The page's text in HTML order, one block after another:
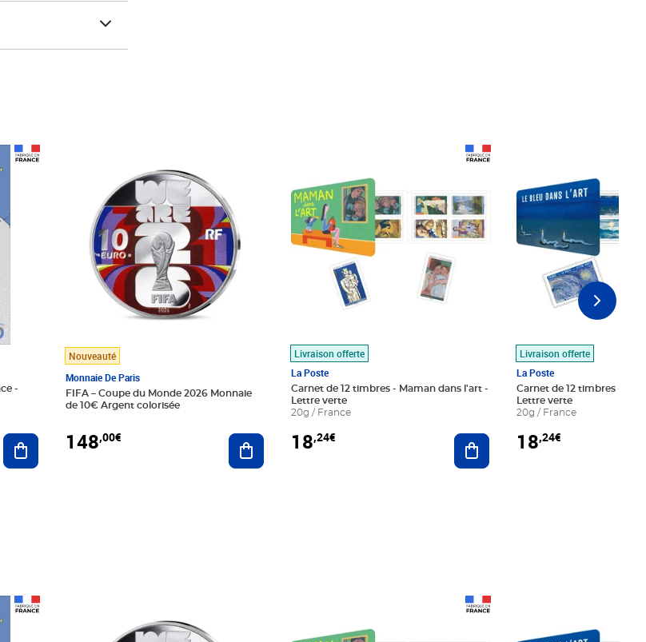
-
Ajouter au panier
Nouveauté
Monnaie De Paris
FIFA – Coupe du Monde 2026 Monnaie
de 10€ Argent colorisée
148,00€ Ajouter au panier
Livraison offerte
La Poste
Carnet de 12 timbres - Maman dans l'art -
Lettre verte
20g / France
18,24€ Ajouter au panier
Livraison offerte
La Poste
Carnet de 12 timbres - Le
Lettre verte
20g / France
18,24€